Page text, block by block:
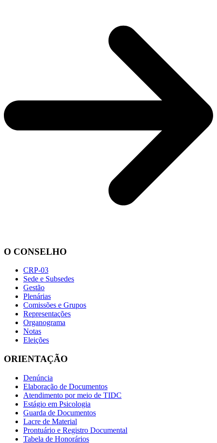
O CONSELHO
CRP-03
Sede e Subsedes
Gestão
Plenárias
Comissões e Grupos
Representações
Organograma
Notas
Eleições
ORIENTAÇÃO
Denúncia
Elaboração de Documentos
Atendimento por meio de TIDC
Estágio em Psicologia
Guarda de Documentos
Lacre de Material
Prontuário e Registro Documental
Tabela de Honorários